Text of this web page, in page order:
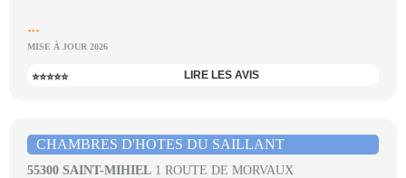
...
MISE À JOUR 2026
⭐⭐⭐⭐⭐ LIRE LES AVIS
CHAMBRES D'HOTES DU SAILLANT
55300 SAINT-MIHIEL 1 ROUTE DE MORVAUX